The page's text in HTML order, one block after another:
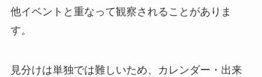
他イベントと重なって観察されることがありま
す。
見分けは単独では難しいため、カレンダー・出来